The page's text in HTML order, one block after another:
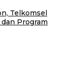
Telkomsel
Program